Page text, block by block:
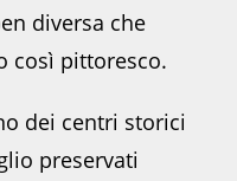
diversa che
così pittoresco.
dei centri storici
preservati